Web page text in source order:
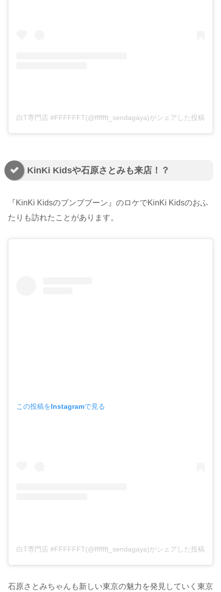
白T専門店 #FFFFFFT(@fffffft_sendagaya)がシェアした投稿
KinKi Kidsや石原さとみも来店！？
『KinKi Kidsのブンブブーン』のロケでKinKi Kidsのおふ
たりも訪れたことがあります。
この投稿をInstagramで見る
白T専門店 #FFFFFFT(@fffffft_sendagaya)がシェアした投稿
石原さとみちゃんも新しい東京の魅力を発見していく東京